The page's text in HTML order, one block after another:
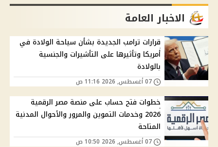
الاخبار العامة
قرارات ترامب الجديدة بشأن سياحة الولادة في
أمريكا وتأثيرها على التأشيرات والجنسية
بالولادة
خطوات فتح حساب على منصة مصر الرقمية
2026 وخدمات التموين والمرور والأحوال المدنية
المتاحة